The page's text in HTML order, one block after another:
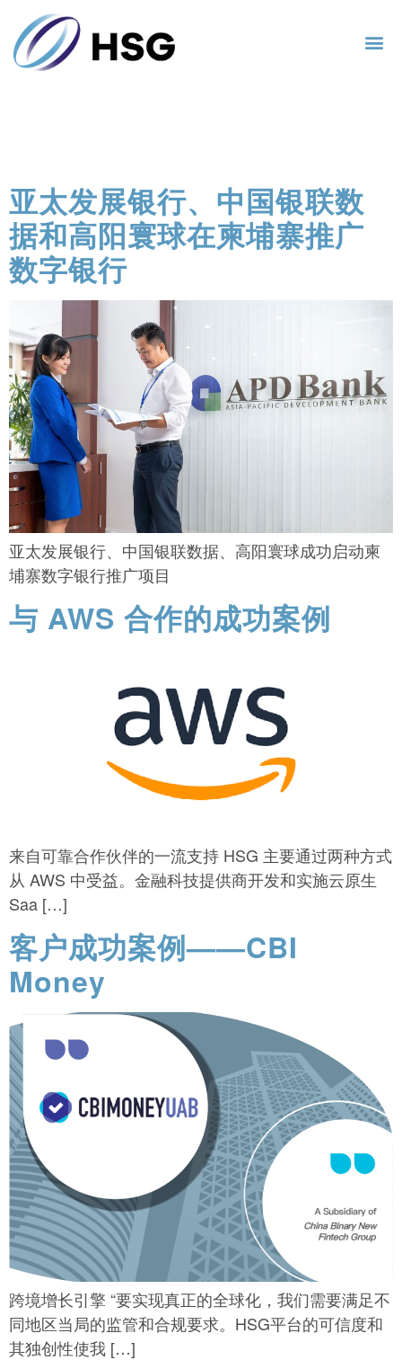
亚太发展银行、中国银联数
据和高阳寰球在柬埔寨推广
数字银行
亚太发展银行、中国银联数据、高阳寰球成功启动柬
埔寨数字银行推广项目
与 AWS 合作的成功案例
来自可靠合作伙伴的一流支持 HSG 主要通过两种方式
从 AWS 中受益。金融科技提供商开发和实施云原生
Saa […]
客户成功案例——CBI
Money
跨境增长引擎 “要实现真正的全球化，我们需要满足不
同地区当局的监管和合规要求。HSG平台的可信度和
其独创性使我 […]